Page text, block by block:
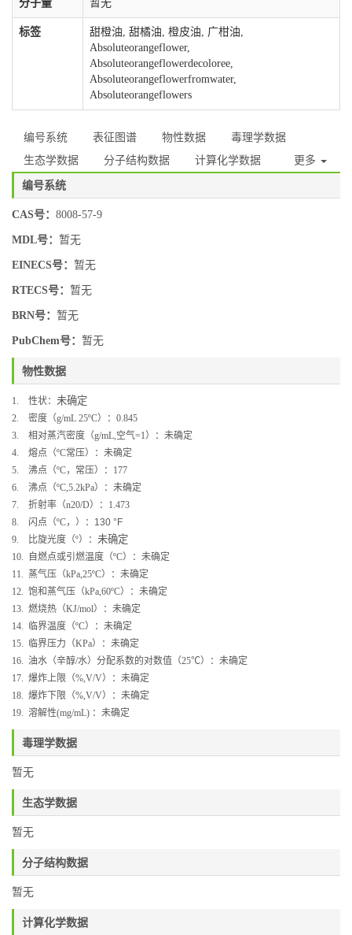
分子量 暂无
标签
甜橙油, 甜橘油, 橙皮油, 广柑油,
Absoluteorangeflower,
Absoluteorangeflowerdecoloree,
Absoluteorangeflowerfromwater,
Absoluteorangeflowers
编号系统 表征图谱 物性数据
毒理学数据
生态学数据
分子结构数据 计算化学数据 更多
编号系统
CAS号： 8008-57-9
MDL号： 暂无
EINECS号： 暂无
RTECS号： 暂无
BRN号： 暂无
PubChem号： 暂无
物性数据
1. 性状： 未确定
2. 密度（g/mL 25ºC）： 0.845
3.
相对蒸汽密度（g/mL,空气=1）： 未确定
4.
熔点（ºC常压）： 未确定
5.
沸点（ºC，常压）： 177
6.
沸点（ºC,5.2kPa）： 未确定
7.
折射率（n20/D）： 1.473
8.
闪点（ºC，） ： 130 °F
9.
比旋光度（º）： 未确定
10. 自燃点或引燃温度（ºC）： 未确定
11. 蒸气压（kPa,25ºC）： 未确定
12. 饱和蒸气压（kPa,60ºC）： 未确定
13. 燃烧热（KJ/mol）： 未确定
14. 临界温度（ºC）： 未确定
15. 临界压力（KPa）： 未确定
16. 油水（辛醇/水）分配系数的对数值（25℃）：未确定
17. 爆炸上限（%,V/V）：未确定
18. 爆炸下限（%,V/V）： 未确定
19. 溶解性(mg/mL) ： 未确定
毒理学数据
暂无
生态学数据
暂无
分子结构数据
暂无
计算化学数据